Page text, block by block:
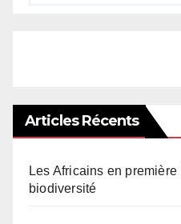
Articles Récents
Les Africains en
biodiversité